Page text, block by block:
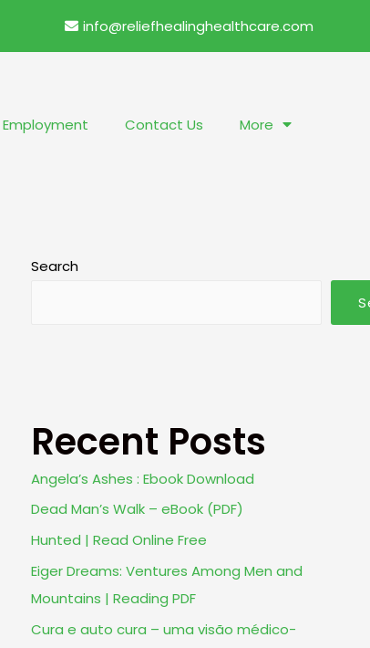
info@reliefhealinghealthcare.com
Employment Contact Us More
Search
Recent Posts
Angela’s Ashes : Ebook Download
Dead Man’s Walk – eBook (PDF)
Hunted | Read Online Free
Eiger Dreams: Ventures Among Men and
Mountains | Reading PDF
Cura e auto cura – uma visão médico-